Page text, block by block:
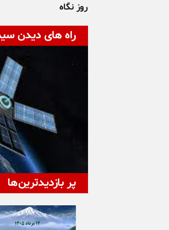
روز نگاه
راه های دیدن
پر بازدیدترین‌ها